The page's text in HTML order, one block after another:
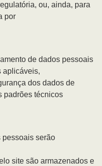
ou, ainda, para
por
de dados pessoais
aplicáveis,
dos dados de
padrões técnicos
pessoais serão
site são armazenados e